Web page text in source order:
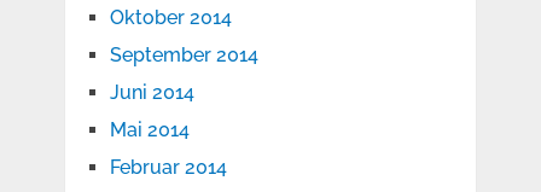
Oktober 2014
September 2014
Juni 2014
Mai 2014
Februar 2014